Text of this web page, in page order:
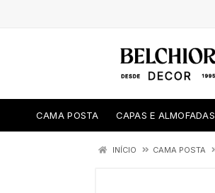
CAMA POSTA CAPAS E ALMOFADAS
INÍCIO CAMA POSTA